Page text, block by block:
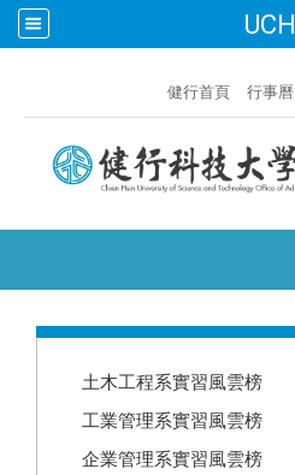
UCH
健行首頁 行事曆
土木工程系實習風雲榜
工業管理系實習風雲榜
企業管理系實習風雲榜